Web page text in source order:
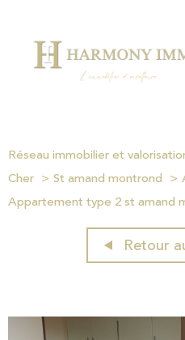
Réseau immobilier et
Cher
St amand montrond
Appartement type 2 st amand
Retour